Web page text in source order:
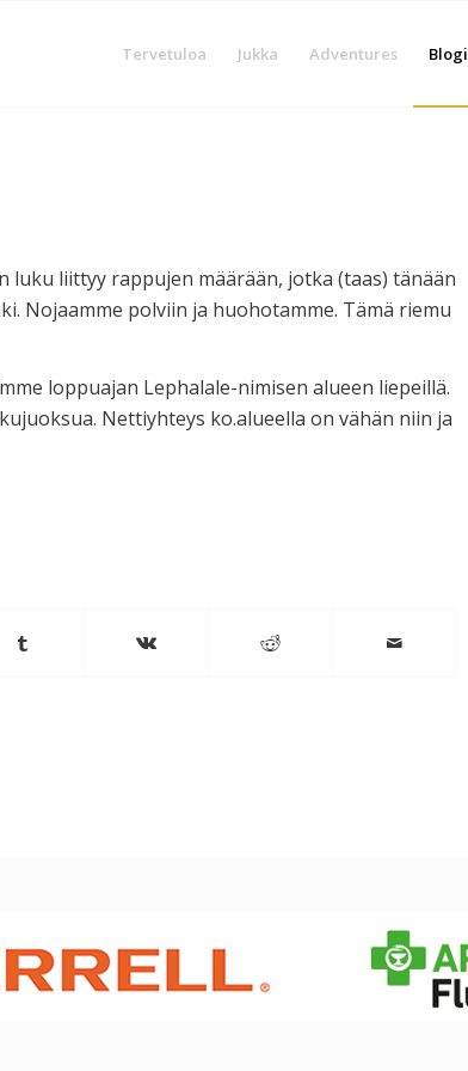
Tervetuloa Jukka Adventures Blogi
liittyy rappujen määrään, jotka (taas) tänään
Nojaamme polviin ja huohotamme. Tämä riemu
loppuajan Lephalale-nimisen alueen liepeillä.
Nettiyhteys ko.alueella on vähän niin ja